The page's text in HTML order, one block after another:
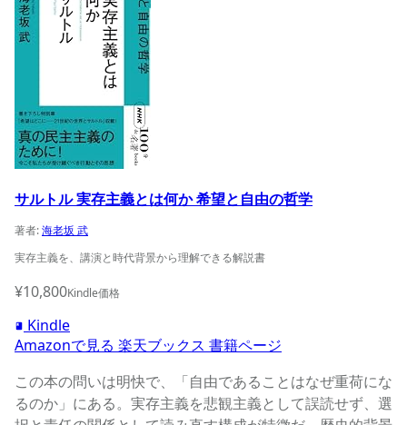
サルトル 実存主義とは何か 希望と自由の哲学
著者:海老坂 武
実存主義を、講演と時代背景から理解できる解説書
¥10,800Kindle価格
Kindle
Amazonで見る 楽天ブックス 書籍ページ
この本の問いは明快で、「自由であることはなぜ重荷にな
るのか」にある。実存主義を悲観主義として誤読せず、選